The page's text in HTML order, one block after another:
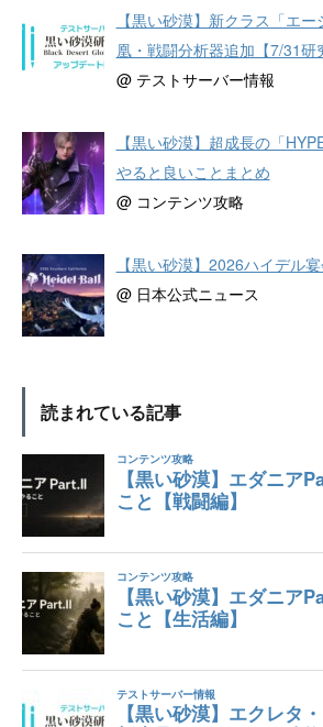
【黒い砂漠】新クラス「エ
凰・戦闘分析器追加【7/31研
@ テストサーバー情報
【黒い砂漠】超成長の「
やると良いことまとめ
@ コンテンツ攻略
【黒い砂漠】2026ハイデル
@ 日本公式ニュース
読まれている記事